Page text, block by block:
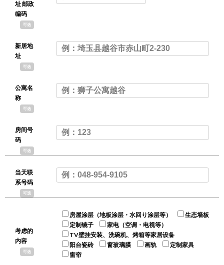
址 邮政
编码
可选
新居地
址
可选
公寓名
称
可选
房间号
码
可选
当天联
系号码
可选
考虑的
内容
可选
房屋涂层（地板涂层・水回り涂层等）
生态墙板
定制镜子
家电（空调・电视等）
TV壁挂安装、洗碗机、烤箱等家居设备
阳台瓷砖
窗玻璃膜 画轨
定制家具
窗帘